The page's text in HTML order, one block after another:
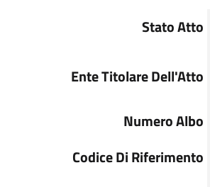
Stato Atto
Ente Titolare Dell'Atto
Numero Albo
Codice Di Riferimento